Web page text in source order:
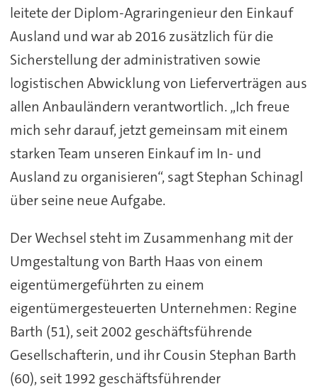
leitete der Diplom-Agraringenieur den Einkauf
Ausland und war ab 2016 zusätzlich für die
Sicherstellung der administrativen sowie
logistischen Abwicklung von Lieferverträgen aus
allen Anbauländern verantwortlich. „Ich freue
mich sehr darauf, jetzt gemeinsam mit einem
starken Team unseren Einkauf im In- und
Ausland zu organisieren“, sagt Stephan Schinagl
über seine neue Aufgabe.
Der Wechsel steht im Zusammenhang mit der
Umgestaltung von Barth Haas von einem
eigentümergeführten zu einem
eigentümergesteuerten Unternehmen: Regine
Barth (51), seit 2002 geschäftsführende
Gesellschafterin, und ihr Cousin Stephan Barth
(60), seit 1992 geschäftsführender